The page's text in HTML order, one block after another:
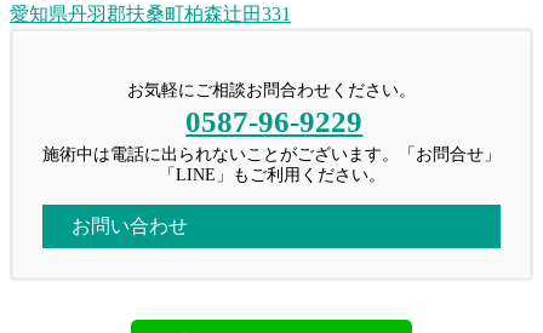
愛知県丹羽郡扶桑町柏森辻田331
お気軽にご相談お問合わせください。
0587-96-9229
施術中は電話に出られないことがございます。「お問合せ」
「LINE」もご利用ください。
お問い合わせ